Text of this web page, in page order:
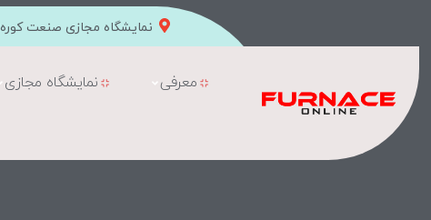
نمایشگاه مجازی صنعت کوره
معرفی نمایشگاه مجازی